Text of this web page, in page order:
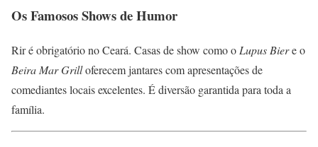
Os Famosos Shows de Humor
Rir é obrigatório no Ceará. Casas de show como o Lupus Biere o
Beira Mar Grilloferecem jantares com apresentações de
comediantes locais excelentes. É diversão garantida para toda a
família.